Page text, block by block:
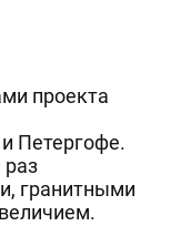
проекта
Петергофе.
раз
гранитными